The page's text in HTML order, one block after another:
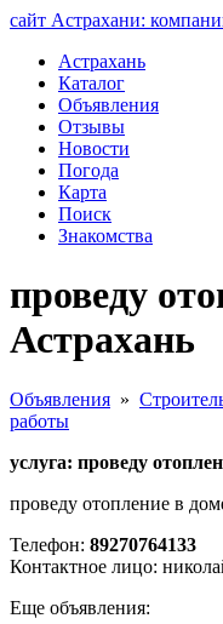
сайт Астрахани:
Астрахань
Каталог
Объявления
Отзывы
Новости
Погода
Карта
Поиск
Знакомства
проведу
Астрахань
Объявления »
работы
услуга: проведу
проведу отопление в
Телефон: 89270764133
Контактное лицо:
Еще объявления: